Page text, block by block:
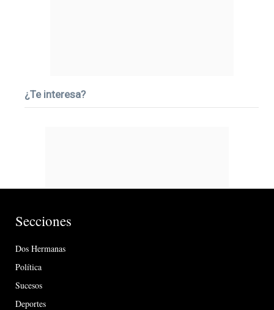
¿Te interesa?
Secciones
Dos Hermanas
Política
Sucesos
Deportes